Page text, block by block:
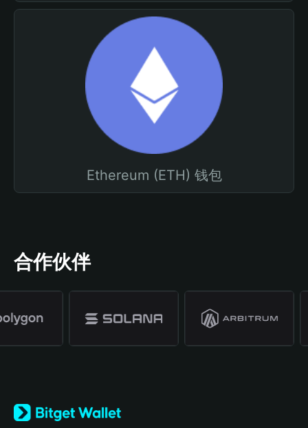
Ethereum (ETH) 钱包
合作伙伴